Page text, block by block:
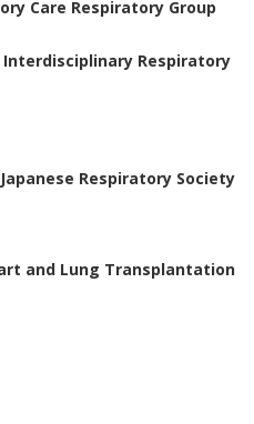
Care Respiratory Group
Respiratory
Respiratory Society
and Lung Transplantation